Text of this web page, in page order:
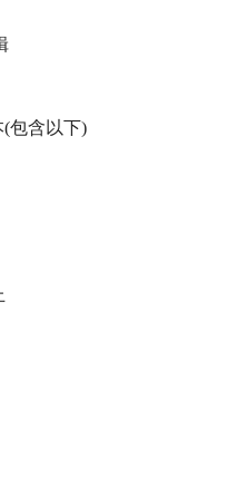
包含以下)